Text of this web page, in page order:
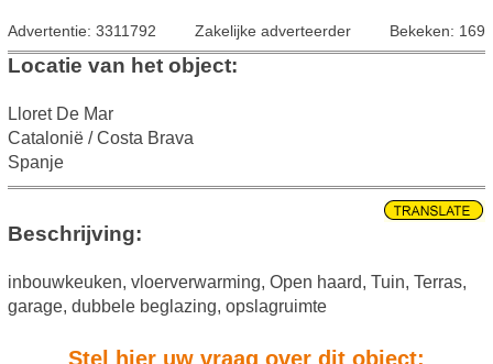
Advertentie: 3311792 Zakelijke adverteerder Bekeken: 169
Locatie van het object:
Lloret De Mar
Catalonië / Costa Brava
Spanje
Beschrijving:
inbouwkeuken, vloerverwarming, Open haard, Tuin, Terras,
garage, dubbele beglazing, opslagruimte
Stel hier uw vraag over dit object: